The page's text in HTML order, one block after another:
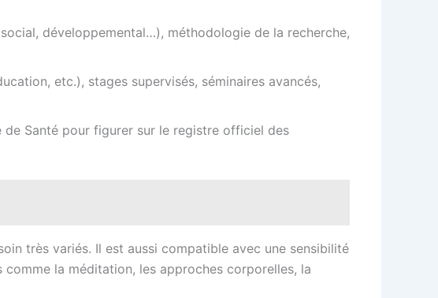
développemental…), méthodologie de la recherche,
etc.), stages supervisés, séminaires avancés,
de Santé pour figurer sur le registre officiel des
très variés. Il est aussi compatible avec une sensibilité
la méditation, les approches corporelles, la